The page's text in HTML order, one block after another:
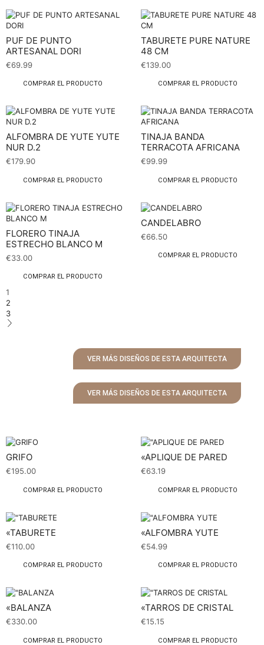
PUF DE PUNTO
ARTESANAL DORI
€69.99
COMPRAR EL PRODUCTO
TABURETE PURE NATURE
48 CM
€139.00
COMPRAR EL PRODUCTO
ALFOMBRA DE YUTE YUTE
NUR D.2
€179.90
COMPRAR EL PRODUCTO
TINAJA BANDA
TERRACOTA AFRICANA
€99.99
COMPRAR EL PRODUCTO
FLORERO TINAJA
ESTRECHO BLANCO M
€33.00
COMPRAR EL PRODUCTO
CANDELABRO
€66.50
COMPRAR EL PRODUCTO
1
2
3
VER MÁS DISEÑOS DE ESTA ARQUITECTA
VER MÁS DISEÑOS DE ESTA ARQUITECTA
GRIFO
€195.00
COMPRAR EL PRODUCTO
«APLIQUE DE PARED
€63.19
COMPRAR EL PRODUCTO
«TABURETE
€110.00
COMPRAR EL PRODUCTO
«ALFOMBRA YUTE
€54.99
COMPRAR EL PRODUCTO
«BALANZA
€330.00
COMPRAR EL PRODUCTO
«TARROS DE CRISTAL
€15.15
COMPRAR EL PRODUCTO